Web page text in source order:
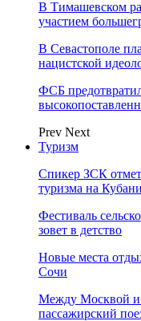
В Тимашевском
участием
В Севастополе
нацистской
ФСБ
Prev Next
Туризм
Спикер ЗСК
туризма на Кубани
Фестиваль
зовет в детство
Новые места
Сочи
Между Москвой и
пассажирский